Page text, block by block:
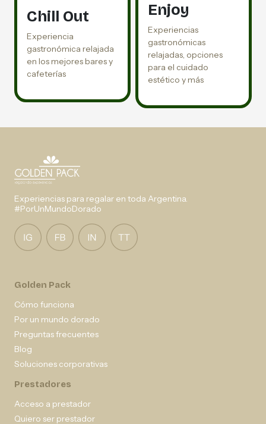
Chill Out
Experiencia
gastronómica relajada
en los mejores bares y
cafeterías
Enjoy
Experiencias
gastronómicas
relajadas, opciones
para el cuidado
estético y más
Experiencias para regalar en toda Argentina.
#PorUnMundoDorado
Golden Pack
Cómo funciona
Por un mundo dorado
Preguntas frecuentes
Blog
Soluciones corporativas
Prestadores
Acceso a prestador
Quiero ser prestador